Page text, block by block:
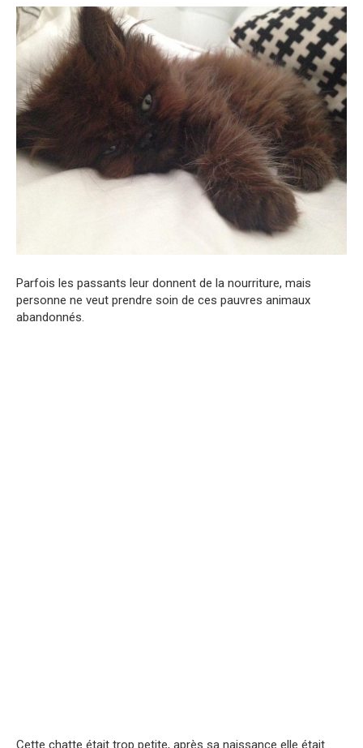
Parfois les passants leur donnent de la nourriture, mais
personne ne veut prendre soin de ces pauvres animaux
abandonnés.
Cette chatte était trop petite, après sa naissance elle était